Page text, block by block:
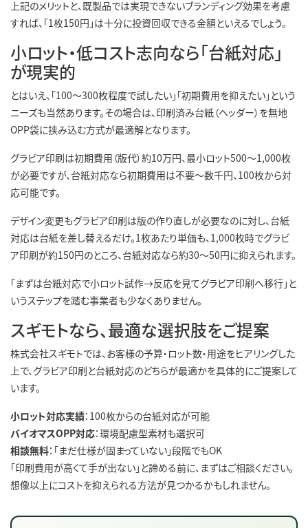
上記のメリットと、既製品では実現できないブランディング効果を考慮
すれば、「1枚150円」は十分に投資回収できる金額といえるでしょう。
小ロット・低コスト志向なら「台紙対応」
が現実的
とはいえ、「100〜300枚程度で試したい」「初期費用を抑えたい」という
ニーズも当然あります。その場合は、印刷済み台紙（ヘッダー）を無地
OPP袋に挟み込む方式が最適解となります。
グラビア印刷は初期費用（版代）約10万円、最小ロット500〜1,000枚
が必要ですが、台紙対応なら初期費用は不要〜数千円、100枚から対
応可能です。
デザイン変更もグラビア印刷は版の作り直しが必要なのに対し、台紙
対応は台紙を差し替えるだけ。1枚あたり単価も、1,000枚時でグラビ
ア印刷が約150円のところ、台紙対応なら約30〜50円に抑えられます。
「まずは台紙対応で小ロット試作→反応を見てグラビア印刷へ移行」と
いうステップを踏む事業者も少なくありません。
スギモトなら、最適な選択肢をご提案
株式会社スギモトでは、お客様の予算・ロット数・用途をヒアリングした
上で、グラビア印刷と台紙対応のどちらが最適かを具体的にご提案して
います。
小ロット対応実績：100枚からの台紙対応が可能
バイオマスOPP対応：環境配慮型素材も選択可
相談無料：「まだ仕様が固まっていない」段階でもOK
「印刷費用が高くて手が出ない」と諦める前に、まずはご相談ください。
想像以上にコストを抑えられる方法が見つかるかもしれません。